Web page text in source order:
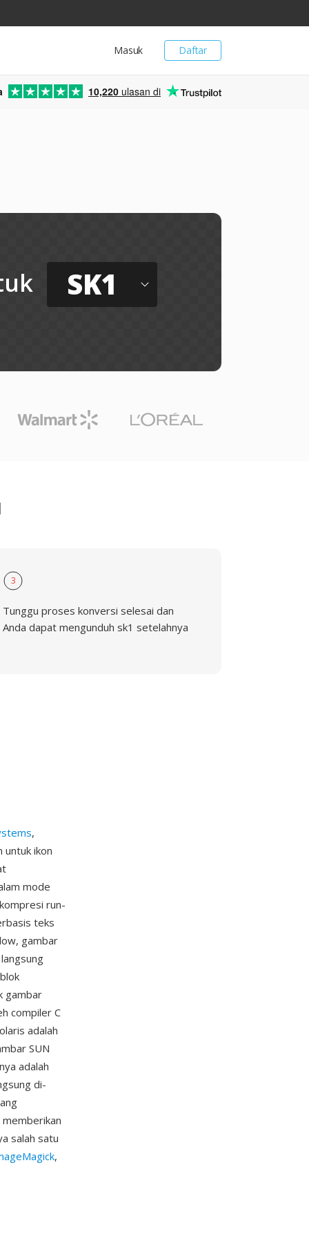
Daftar
Masuk
10,220 ulasan di
SK1
3
Tunggu proses konversi selesai dan
Anda dapat mengunduh sk1 setelahnya
,
untuk ikon
mode
run-
teks
gambar
gambar
compiler C
adalah
SUN
adalah
di-
salah satu
,